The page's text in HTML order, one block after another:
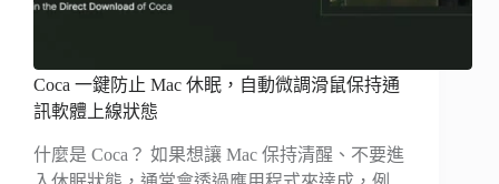
Coca 一鍵防止 Mac 休眠，自動微調滑鼠保持通
訊軟體上線狀態
什麼是 Coca？ 如果想讓 Mac 保持清醒、不要進